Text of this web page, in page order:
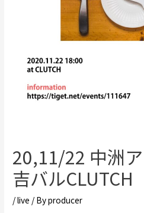
20,11/22 中洲
吉バルCLUTCH
/live / Byproducer